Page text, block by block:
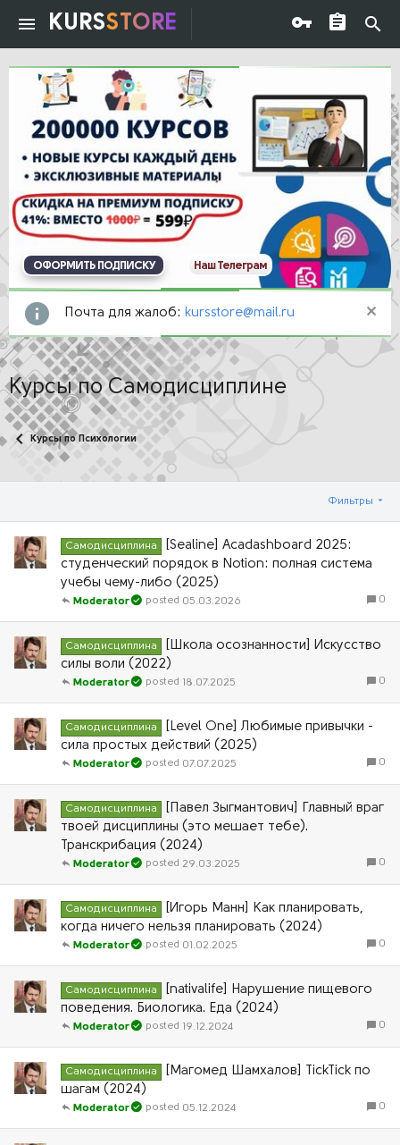
KURSSTORE
ОФОРМИТЬ ПОДПИСКУ Наш Телеграм
Почта для жалоб: kursstore@mail.ru
Курсы по Самодисциплине
Курсы по Психологии
Фильтры
Самодисциплина
[Sealine] Acadashboard 2025:
студенческий порядок в Notion: полная система
учебы чему-либо (2025)
0
05.03.2026
Moderator
Самодисциплина
[Школа осознанности] Искусство
силы воли (2022)
0
18.07.2025
Moderator
Самодисциплина
[Level One] Любимые привычки -
сила простых действий (2025)
0
07.07.2025
Moderator
Самодисциплина
[Павел Зыгмантович] Главный враг
твоей дисциплины (это мешает тебе).
Транскрибация (2024)
0
29.03.2025
Moderator
Самодисциплина
[Игорь Манн] Как планировать,
когда ничего нельзя планировать (2024)
0
01.02.2025
Moderator
Самодисциплина
[nativalife] Нарушение пищевого
поведения. Биологика. Еда (2024)
0
19.12.2024
Moderator
Самодисциплина
[Магомед Шамхалов] TickTick по
шагам (2024)
0
05.12.2024
Moderator